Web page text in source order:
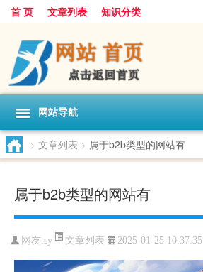
首 页 文章列表 知识分类
网站导航
> 文章列表 > 属于b2b类型的网站有
属于b2b类型的网站有
网友:sy 文章列表 2025-01-25 10:37:35